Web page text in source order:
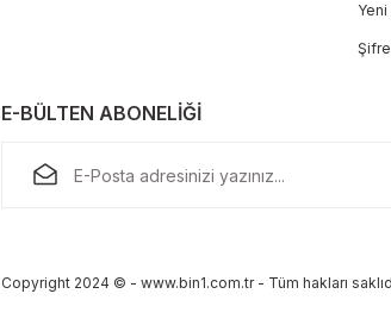
E-BÜLTEN ABONELİĞİ
Copyright 2024 © - www.bin1.com.tr - Tüm hakları